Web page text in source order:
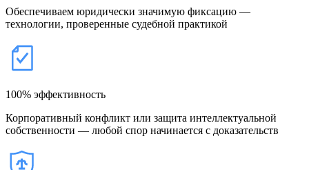
Обеспечиваем юридически значимую фиксацию —
технологии, проверенные судебной практикой
100% эффективность
Корпоративный конфликт или защита интеллектуальной
собственности — любой спор начинается с доказательств